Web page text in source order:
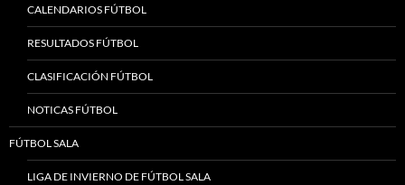
CALENDARIOS FÚTBOL
RESULTADOS FÚTBOL
CLASIFICACIÓN FÚTBOL
NOTICAS FÚTBOL
FÚTBOL SALA
LIGA DE INVIERNO DE FÚTBOL SALA